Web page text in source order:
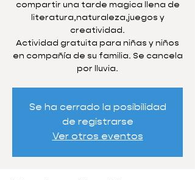
compartir una tarde magica llena de
literatura,naturaleza,juegos y
creatividad.
Actividad gratuita para niñas y niños
en compañía de su familia. Se cancela
por lluvia.
Se ha cerrado la posibilidad
de registrarse
Ver otros eventos